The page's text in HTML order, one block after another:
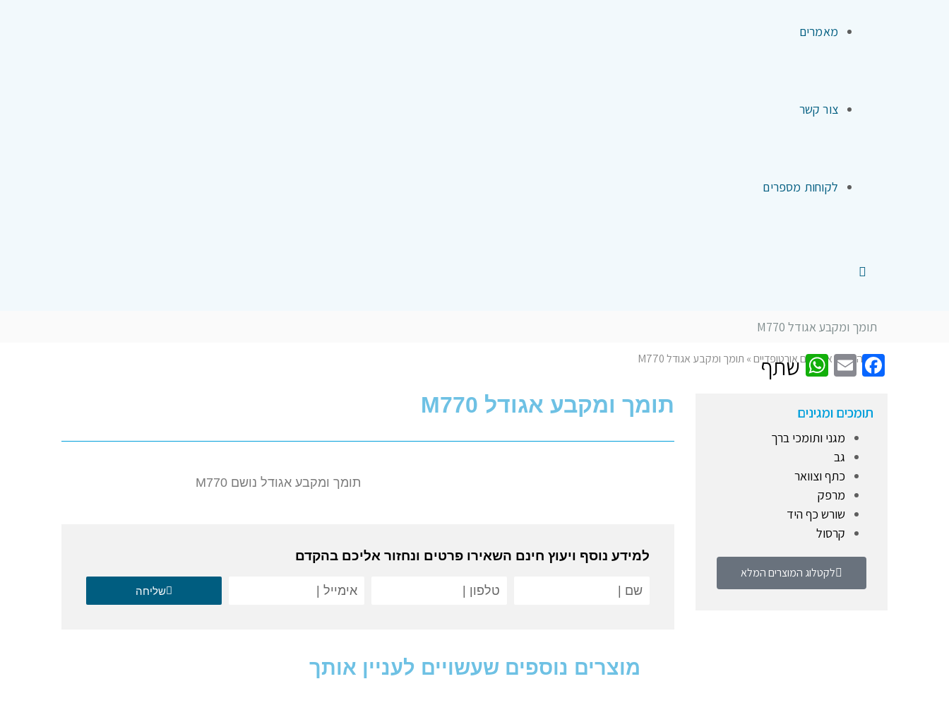
מאמרים
צור קשר
לקוחות מספרים
תומך ומקבע אגודל M770
דף הבית»אביזרים אורטופדיים» תומך ומקבע אגודל M770 Facebook
Email
WhatsApp
שתף
תומכים ומגינים
מגני ותומכי ברך
גב
כתף וצוואר
מרפק
שורש כף היד
קרסול
לקטלוג המוצרים המלא
תומך ומקבע אגודל M770
תומך ומקבע אגודל נושם M770
למידע נוסף ויעוץ חינם השאירו פרטים ונחזור אליכם בהקדם
שליחה
מוצרים נוספים שעשויים לעניין אותך